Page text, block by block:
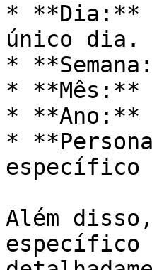
* **Dia:**
único dia.
*
* **Mês:**
* **Ano:**
*
específico
Além
específico